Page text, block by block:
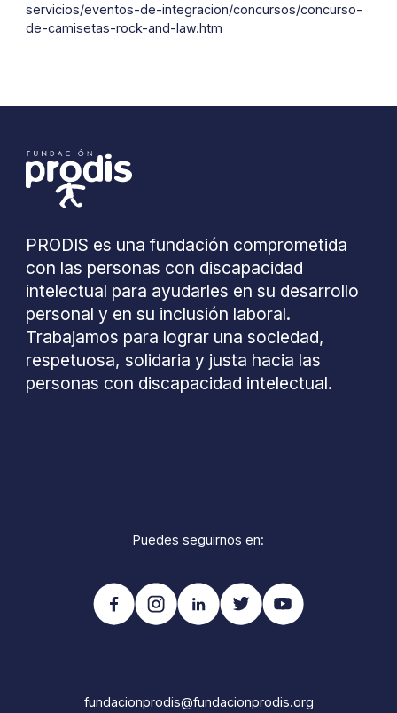
servicios/eventos-de-integracion/concursos/concurso-
de-camisetas-rock-and-law.htm
PRODIS es una fundación comprometida
con las personas con discapacidad
intelectual para ayudarles en su desarrollo
personal y en su inclusión laboral.
Trabajamos para lograr una sociedad,
respetuosa, solidaria y justa hacia las
personas con discapacidad intelectual.
Puedes seguirnos en:
fundacionprodis@fundacionprodis.org